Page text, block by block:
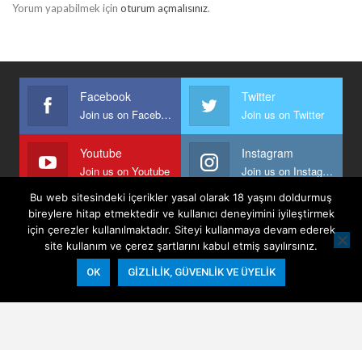
Yorum yapabilmek için oturum açmalısınız.
Facebook
Join us on Facebook
Twitter
Join us on Twitter
Youtube
Join us on Youtube
Instagram
Join us on Instagram
Anasayfa Keyfi Yazanlar İletişim
Şartlar Ve Koşullar
Gizlilik, Güvenlik Ve Üyelik Politikası
Bu web sitesindeki içerikler yasal olarak 18 yaşını doldurmuş
bireylere hitap etmektedir ve kullanıcı deneyimini iyileştirmek
için çerezler kullanılmaktadır. Siteyi kullanmaya devam ederek
site kullanım ve çerez şartlarını kabul etmiş sayılırsınız.
OK GIZLILIK, GÜVENLIK VE ÜYELIK